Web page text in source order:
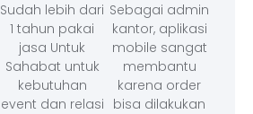
Sudah lebih dari
1 tahun pakai
jasa Untuk
Sahabat untuk
kebutuhan
event dan relasi
Sebagai admin
kantor, aplikasi
mobile sangat
membantu
karena order
bisa dilakukan